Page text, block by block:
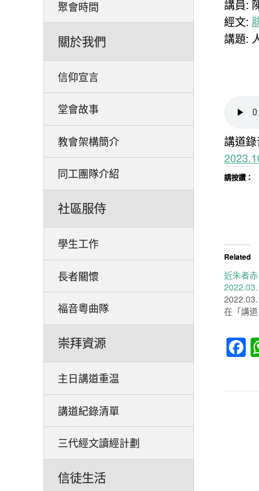
聚會時間
關於我們
信仰宣言
堂會故事
教會架構簡介
同工團隊介紹
社區服侍
學生工作
長者關懷
福音粵曲隊
崇拜資源
主日講道重温
講道紀錄清單
三代經文讀經計劃
信徒生活
講員:
經文:
講題:
講道錄
請按讚：
Related
近朱者
在「講